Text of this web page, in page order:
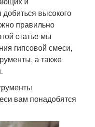
высокого
правильно
статье мы
гипсовой смеси,
а также
вам понадобятся